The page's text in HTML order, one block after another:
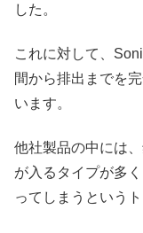
した。
これに対して、
間から排出までを
います。
他社製品の中には
が入るタイプが多
ってしまうという